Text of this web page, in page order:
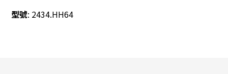
型號: 2434.HH64